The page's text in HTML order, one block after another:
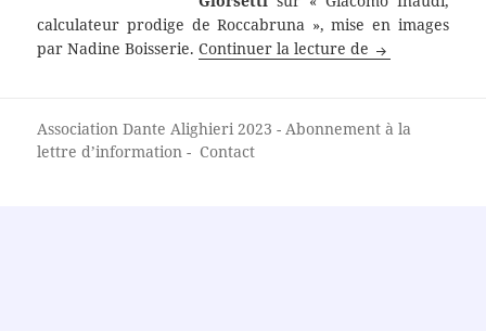
calculateur prodige de Roccabruna », mise en images
par Nadine Boisserie.Continuer la lecture de À la
Association Dante Alighieri2023 -Abonnement à la
lettre d’information -Contact